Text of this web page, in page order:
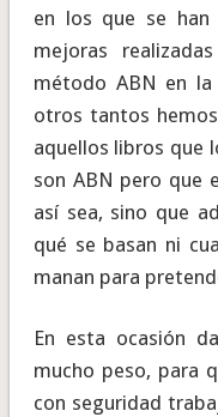
en los que se han
mejoras
método ABN en
otros tantos
aquellos libros que
son ABN pero que
así sea, sino que
qué se basan ni
manan para
En esta ocasión
mucho peso, para
con seguridad